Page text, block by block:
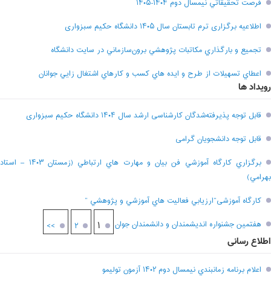
فرصت تحقيقاتي نیمسال دوم ۱۴۰۴-۱۴۰۵
اطلاعیه برگزاری ترم تابستان سال ۱۴۰۵ دانشگاه حکیم سبزواری
تجميع و بارگذاري مکاتبات پژوهشي برون‌سازماني در سايت دانشگاه
اعطاي تسهيلات از طرح و ايده هاي کسب و کارهاي اشتغال زايي جوانان
رویداد ها
قابل توجه پذیرفته‌شدگان کارشناسی ارشد سال ۱۴۰۴ دانشگاه حکیم سبزواری
قابل توجه دانشجویان گرامی
برگزاري کارگاه آموزشي فن بيان و مهارت هاي ارتباطي (زمستان ۱۴۰۳ – استاد
بهرامي)
کارگاه آموزشی”ارزيابي فعاليت هاي آموزشي و پژوهشي “
هفتمين جشنواره انديشمندان و دانشمندان جوان
۱ ۲ >>
اطلاع رسانی
اعلام برنامه زمانبندي نيمسال دوم ۱۴۰۲ آزمون توليمو